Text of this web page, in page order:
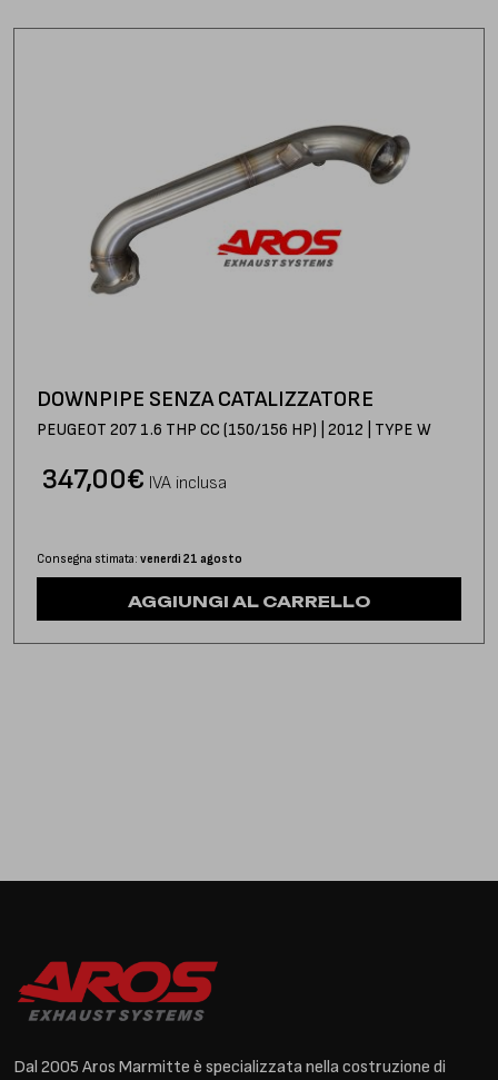
DOWNPIPE SENZA CATALIZZATORE
PEUGEOT 207 1.6 THP CC (150/156 HP) | 2012 | TYPE W
€
347,00 IVA inclusa
Consegna stimata: venerdì 21 agosto
AGGIUNGI AL CARRELLO
Dal 2005 Aros Marmitte è specializzata nella costruzione di